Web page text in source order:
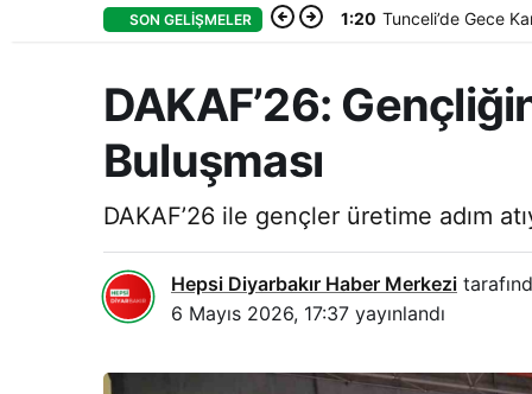
SON GELIŞMELER 1:20 Tunceli’de Gece
DAKAF’26:
Buluşması
DAKAF’26 ile gençler üretime adım
Hepsi Diyarbakır Haber Merkezi
6 Mayıs 2026, 17:37 yayınlandı